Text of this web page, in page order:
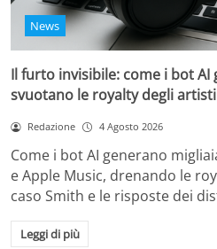
News
Il furto invisibile: come i bot AI
svuotano le royalty degli
Redazione 4 Agosto 2026
Come i bot AI generano
e Apple Music, drenando le
caso Smith e le risposte dei
Leggi di più